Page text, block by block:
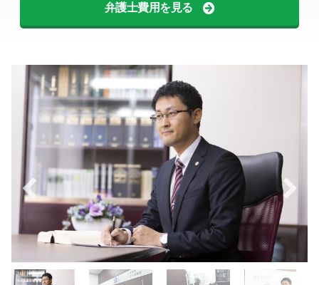
弁護士費用を見る